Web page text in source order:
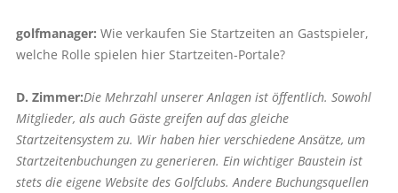
golfmanager: Wie verkaufen Sie Startzeiten an Gastspieler,
welche Rolle spielen hier Startzeiten-Portale?
D. Zimmer:Die Mehrzahl unserer Anlagen ist öffentlich. Sowohl
Mitglieder, als auch Gäste greifen auf das gleiche
Startzeitensystem zu. Wir haben hier verschiedene Ansätze, um
Startzeitenbuchungen zu generieren. Ein wichtiger Baustein ist
stets die eigene Website des Golfclubs. Andere Buchungsquellen